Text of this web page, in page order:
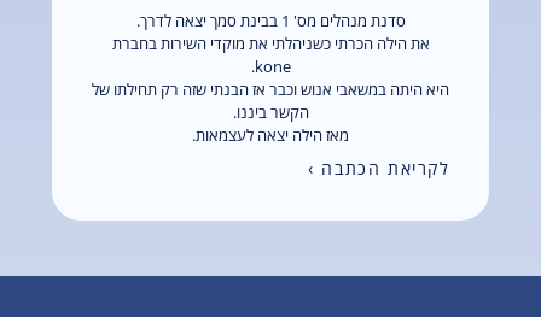
סדנת מנהלים מס' 1 בבינת סמך יצאה לדרך.
את הילה הכרתי כשניהלתי את מוקדי השירות בחברת
kone.
היא היתה במשאבי אנוש וכבר אז הבנתי שזה רק תחילתו של
הקשר ביננו.
מאז הילה יצאה לעצמאות.
לקריאת הכתבה ›